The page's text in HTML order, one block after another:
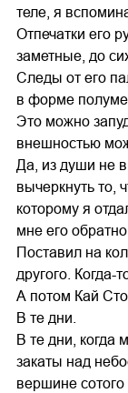
теле, я
Отпечатки его
заметные, до
Следы от его
в форме
Это можно
внешностью
Да, из души не
вычеркнуть то,
которому я
мне его
Поставил на
другого.
А потом Кай
В те дни.
В те дни, когда
закаты над
вершине